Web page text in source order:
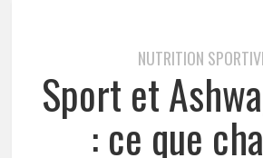
NUTRITION
Sport et
: ce que